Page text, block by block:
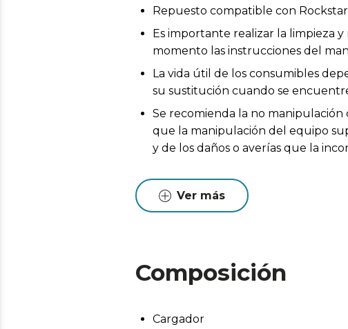
Repuesto compatible con
Es importante realizar la limpieza
momento las instrucciones del
La vida útil de los consumibles
su sustitución cuando se
Se recomienda la no
que la manipulación del equipo
y de los daños o averías que la
Ver más
Composición
Cargador